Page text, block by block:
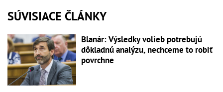
SÚVISIACE ČLÁNKY
Blanár: Výsledky volieb potrebujú
dôkladnú analýzu, nechceme to robiť
povrchne